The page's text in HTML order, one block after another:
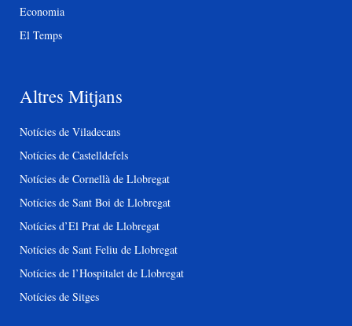
Economia
El Temps
Altres Mitjans
Notícies de Viladecans
Notícies de Castelldefels
Notícies de Cornellà de Llobregat
Notícies de Sant Boi de Llobregat
Notícies d’El Prat de Llobregat
Notícies de Sant Feliu de Llobregat
Notícies de l’Hospitalet de Llobregat
Notícies de Sitges